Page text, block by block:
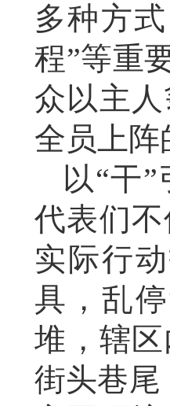
多种方
程”等重
众以主
全员上阵
以“干
代表们
实际行
具，乱
堆，辖
街头巷尾